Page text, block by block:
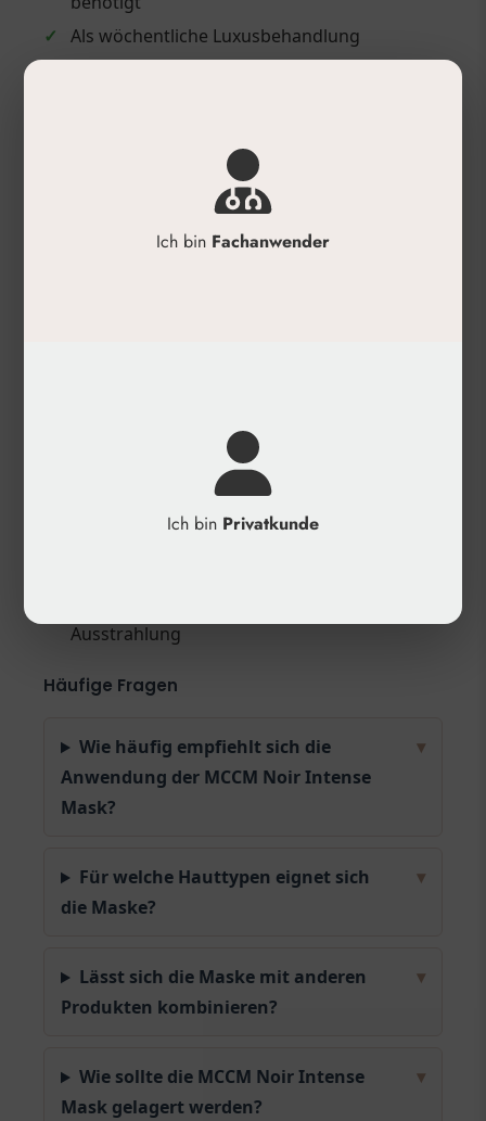
✓
Als wöchentliche Luxusbehandlung
Auf die gereinigte Haut auftragen.
Ausstrahlung
Häufige Fragen
▾
Wie häufig empfiehlt sich die
Anwendung der MCCM Noir Intense
Mask?
▾
Für welche Hauttypen eignet sich
die Maske?
▾
Lässt sich die Maske mit anderen
Produkten kombinieren?
▾
Wie sollte die MCCM Noir Intense
Mask gelagert werden?
Ich bin Fachanwender
Ich bin Privatkunde